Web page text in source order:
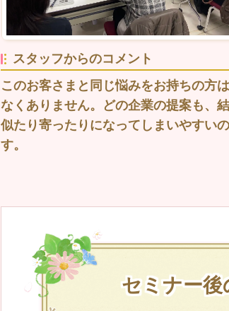
スタッフからのコメント
このお客さまと同じ悩みをお持ちの方
なくありません。どの企業の提案も、
似たり寄ったりになってしまいやすい
す。
セミナー後